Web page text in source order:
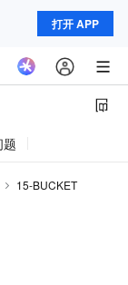
打开 APP
15-BUCKET